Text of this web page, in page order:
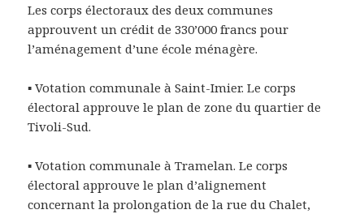
Les corps électoraux des deux communes
approuvent un crédit de 330’000 francs pour
l’aménagement d’une école ménagère.
▪ Votation communale à Saint-Imier. Le corps
électoral approuve le plan de zone du quartier de
Tivoli-Sud.
▪ Votation communale à Tramelan. Le corps
électoral approuve le plan d’alignement
concernant la prolongation de la rue du Chalet,